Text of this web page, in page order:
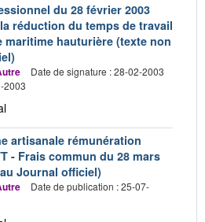
du 28 février 2003
réduction du temps de travail
maritime hauturière (texte non
Date de signature : 28-02-2003
2003
artisanale rémunération
- Frais commun du 28 mars
Journal officiel)
Date de publication : 25-07-